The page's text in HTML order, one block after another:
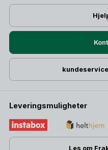
Leveringsmuligheter
Les om